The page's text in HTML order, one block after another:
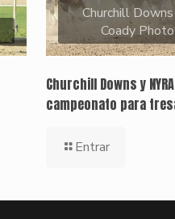
Churchill
Coady
Churchill Downs y
campeonato para
Entrar